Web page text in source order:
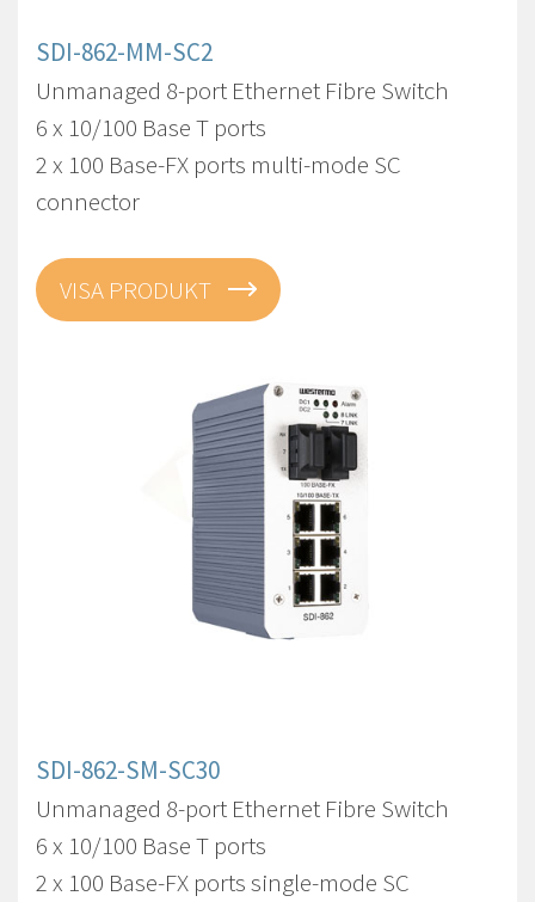
SDI-862-MM-SC2
Unmanaged 8-port Ethernet Fibre Switch
6 x 10/100 Base T ports
2 x 100 Base-FX ports multi-mode SC
connector
VISA PRODUKT
SDI-862-SM-SC30
Unmanaged 8-port Ethernet Fibre Switch
6 x 10/100 Base T ports
2 x 100 Base-FX ports single-mode SC